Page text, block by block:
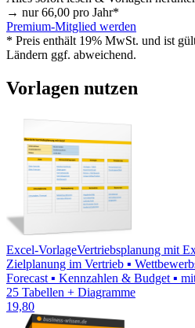
→ nur66,00 pro Jahr*
Premium-Mitglied werden
* Preis enthält 19% MwSt. und ist
Ländern ggf. abweichend.
Vorlagen nutzen
Excel-VorlageVertriebsplanung mit
Zielplanung im Vertrieb ▪
Forecast ▪ Kennzahlen & Budget ▪
25 Tabellen + Diagramme
19,80